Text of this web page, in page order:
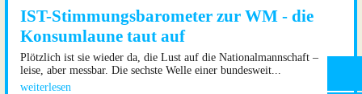
IST-Stimmungsbarometer zur WM - die
Konsumlaune taut auf
Plötzlich ist sie wieder da, die Lust auf die Nationalmannschaft –
leise, aber messbar. Die sechste Welle einer bundesweit...
weiterlesen